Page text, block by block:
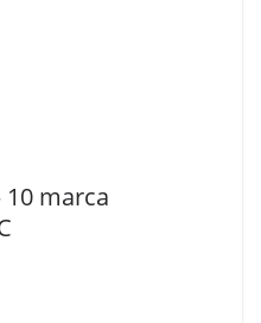
marca